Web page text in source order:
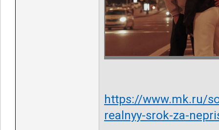
https://www.mk.ru/
realnyy-srok-za-